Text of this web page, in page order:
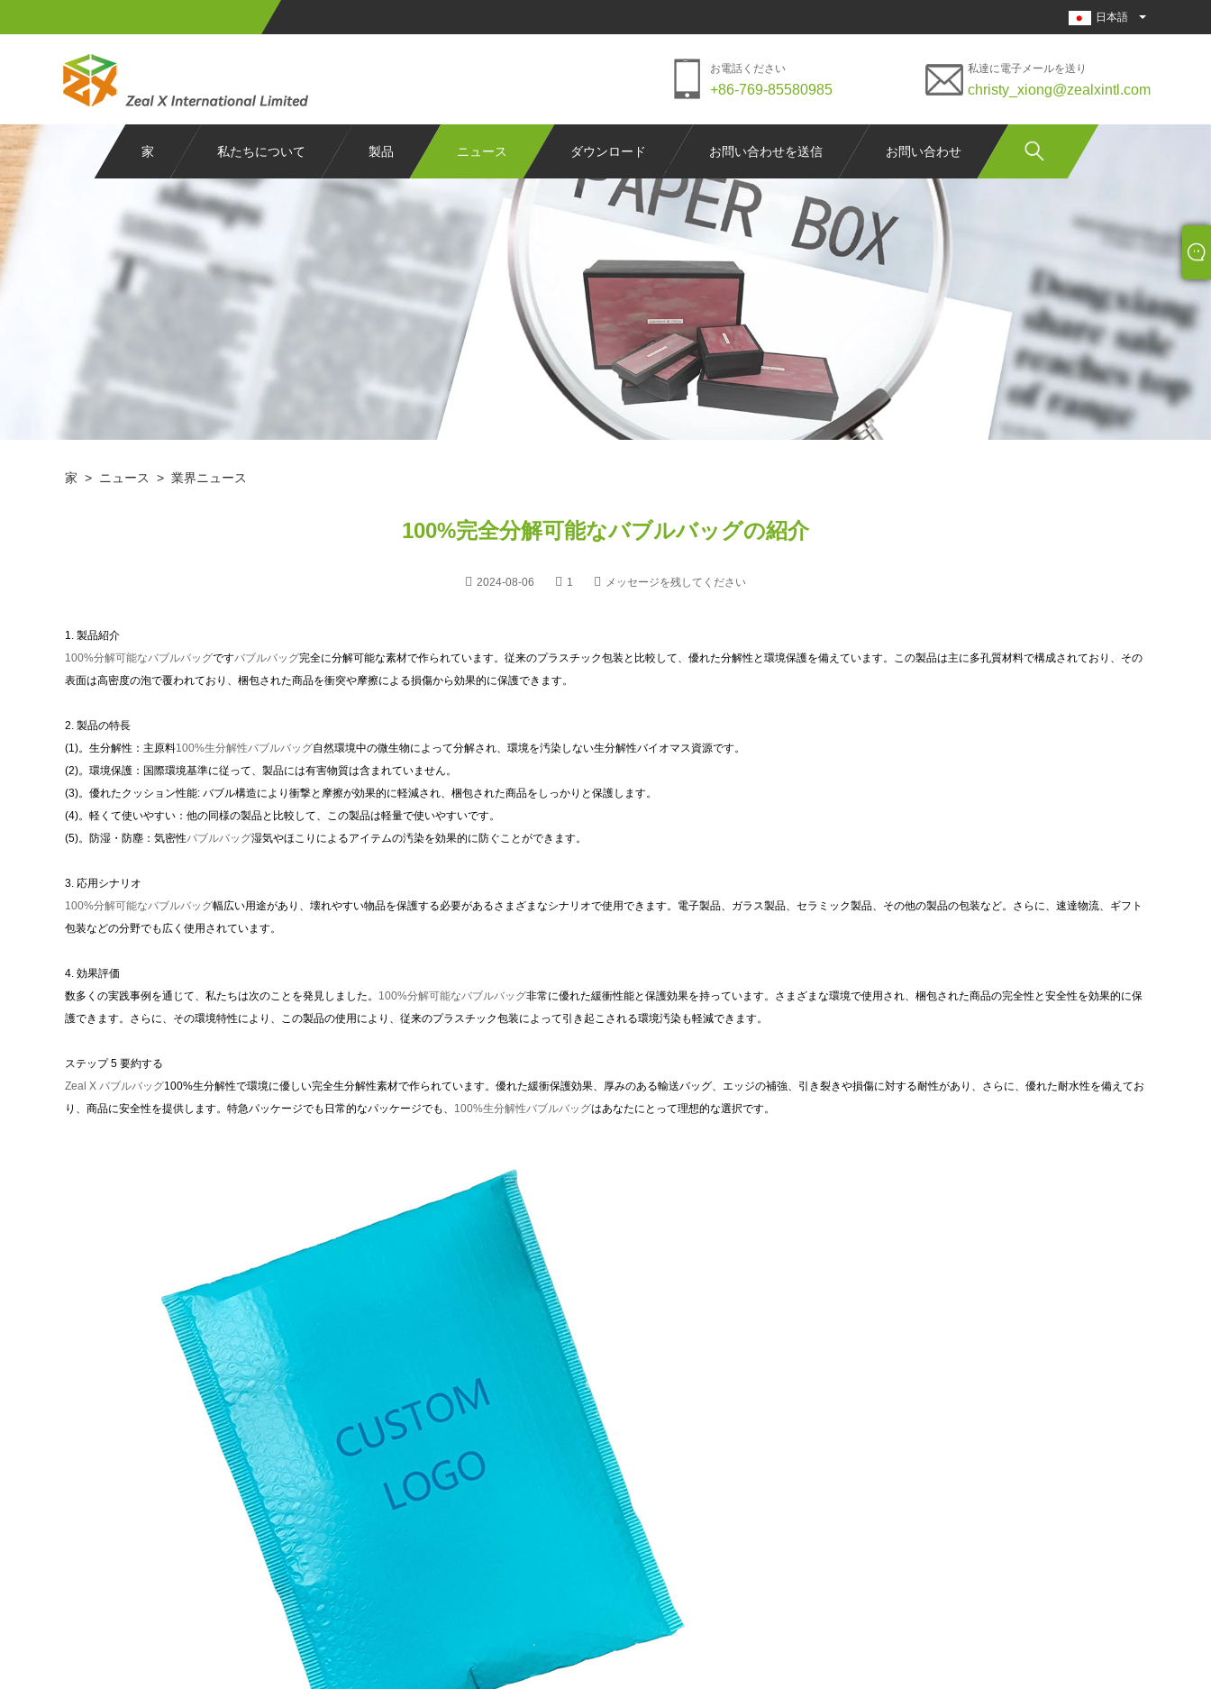
日本語
お電話ください
+86-769-85580985
私達に電子メールを送り
christy_xiong@zealxintl.com
家 私たちについて 製品 ニュース ダウンロード お問い合わせを送信 お問い合わせ
家 > ニュース > 業界ニュース
100%完全分解可能なバブルバッグの紹介
2024-08-06 1 メッセージを残してください
1. 製品紹介
100%分解可能なバブルバッグですバブルバッグ完全に分解可能な素材で作られています。従来のプラスチック包装と比較して、優れた分解性と環境保護を備えています。この製品は主に多孔質材料で構成されており、その
表面は高密度の泡で覆われており、梱包された商品を衝突や摩擦による損傷から効果的に保護できます。
2. 製品の特長
(1)。生分解性：主原料100%生分解性バブルバッグ自然環境中の微生物によって分解され、環境を汚染しない生分解性バイオマス資源です。
(2)。環境保護：国際環境基準に従って、製品には有害物質は含まれていません。
(3)。優れたクッション性能: バブル構造により衝撃と摩擦が効果的に軽減され、梱包された商品をしっかりと保護します。
(4)。軽くて使いやすい：他の同様の製品と比較して、この製品は軽量で使いやすいです。
(5)。防湿・防塵：気密性バブルバッグ湿気やほこりによるアイテムの汚染を効果的に防ぐことができます。
3. 応用シナリオ
100%分解可能なバブルバッグ幅広い用途があり、壊れやすい物品を保護する必要があるさまざまなシナリオで使用できます。電子製品、ガラス製品、セラミック製品、その他の製品の包装など。さらに、速達物流、ギフト
包装などの分野でも広く使用されています。
4. 効果評価
数多くの実践事例を通じて、私たちは次のことを発見しました。 100%分解可能なバブルバッグ非常に優れた緩衝性能と保護効果を持っています。さまざまな環境で使用され、梱包された商品の完全性と安全性を効果的に保
護できます。さらに、その環境特性により、この製品の使用により、従来のプラスチック包装によって引き起こされる環境汚染も軽減できます。
ステップ 5 要約する
Zeal X バブルバッグ100%生分解性で環境に優しい完全生分解性素材で作られています。優れた緩衝保護効果、厚みのある輸送バッグ、エッジの補強、引き裂きや損傷に対する耐性があり、さらに、優れた耐水性を備えてお
り、商品に安全性を提供します。特急パッケージでも日常的なパッケージでも、 100%生分解性バブルバッグはあなたにとって理想的な選択です。